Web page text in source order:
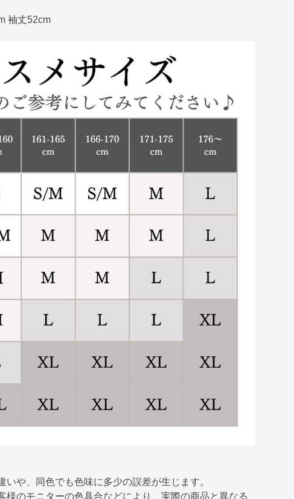
袖丈52cm
いや、同色でも色味に多少の誤差が生じます。
様のモニターの色具合などにより、実際の商品と異なる